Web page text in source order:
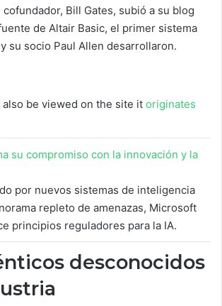
Bill Gates, subió a su blog
de Altair Basic, el primer sistema
su socio Paul Allen desarrollaron.
be viewed on the site it originates
su compromiso con la innovación y la
por nuevos sistemas de inteligencia
repleto de amenazas, Microsoft
principios reguladores para la IA.
desconocidos